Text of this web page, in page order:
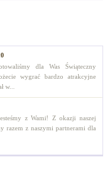
dla Was Świąteczny
wygrać bardzo atrakcyjne
w...
z Wami! Z okazji naszej
razem z naszymi partnerami dla